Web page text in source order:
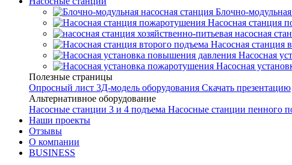
Блочно-
Насосная станция
насосная
Насосная станция
Насосная
Насосная
Полезные страницы
Опросный лист 3Д-модель оборудования Скачать презентацию
Альтернативное оборудование
Насосные станции 3 и 4 подъема Насосные станции пенного
Наши проекты
Отзывы
О компании
BUSINESS